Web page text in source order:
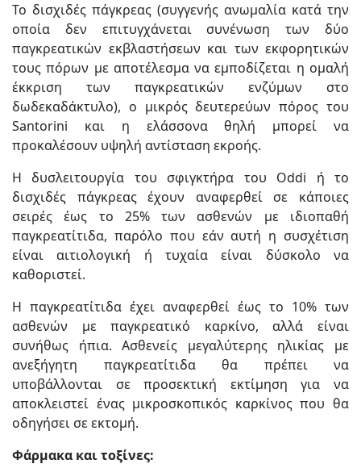
Το δισχιδές πάγκρεας (συγγενής ανωμαλία κατά την
οποία δεν επιτυγχάνεται συνένωση των δύο
παγκρεατικών εκβλαστήσεων και των εκφορητικών
τους πόρων με αποτέλεσμα να εμποδίζεται η ομαλή
έκκριση των παγκρεατικών ενζύμων στο
δωδεκαδάκτυλο), ο μικρός δευτερεύων πόρος του
Santorini και η ελάσσονα θηλή μπορεί να
προκαλέσουν υψηλή αντίσταση εκροής.
Η δυσλειτουργία του σφιγκτήρα του Oddi ή το
δισχιδές πάγκρεας έχουν αναφερθεί σε κάποιες
σειρές έως το 25% των ασθενών με ιδιοπαθή
παγκρεατίτιδα, παρόλο που εάν αυτή η συσχέτιση
είναι αιτιολογική ή τυχαία είναι δύσκολο να
καθοριστεί.
Η παγκρεατίτιδα έχει αναφερθεί έως το 10% των
ασθενών με παγκρεατικό καρκίνο, αλλά είναι
συνήθως ήπια. Ασθενείς μεγαλύτερης ηλικίας με
ανεξήγητη παγκρεατίτιδα θα πρέπει να
υποβάλλονται σε προσεκτική εκτίμηση για να
αποκλειστεί ένας μικροσκοπικός καρκίνος που θα
οδηγήσει σε εκτομή.
Φάρμακα και τοξίνες: